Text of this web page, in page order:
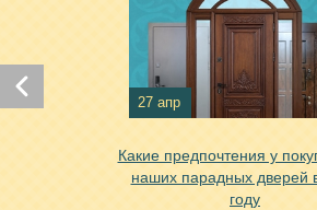
Хочу такую
27 апр
Какие предпочтения у
наших парадных дверей
году